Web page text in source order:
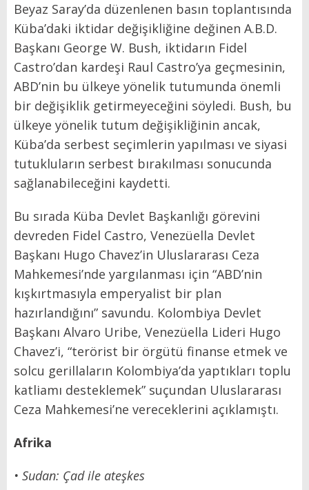
Beyaz Saray’da düzenlenen basın toplantısında
Küba’daki iktidar değişikliğine değinen A.B.D.
Başkanı George W. Bush, iktidarın Fidel
Castro’dan kardeşi Raul Castro’ya geçmesinin,
ABD’nin bu ülkeye yönelik tutumunda önemli
bir değişiklik getirmeyeceğini söyledi. Bush, bu
ülkeye yönelik tutum değişikliğinin ancak,
Küba’da serbest seçimlerin yapılması ve siyasi
tutukluların serbest bırakılması sonucunda
sağlanabileceğini kaydetti.
Bu sırada Küba Devlet Başkanlığı görevini
devreden Fidel Castro, Venezüella Devlet
Başkanı Hugo Chavez’in Uluslararası Ceza
Mahkemesi’nde yargılanması için “ABD’nin
kışkırtmasıyla emperyalist bir plan
hazırlandığını” savundu. Kolombiya Devlet
Başkanı Alvaro Uribe, Venezüella Lideri Hugo
Chavez’i, “terörist bir örgütü finanse etmek ve
solcu gerillaların Kolombiya’da yaptıkları toplu
katliamı desteklemek” suçundan Uluslararası
Ceza Mahkemesi’ne vereceklerini açıklamıştı.
Afrika
• Sudan: Çad ile ateşkes